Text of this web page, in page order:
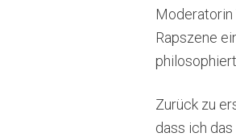
Moderatorin
Rapszene
Zurück zu
dass ich